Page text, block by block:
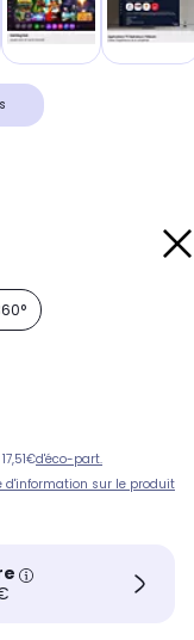
d'éco-part.
d'information sur le produit